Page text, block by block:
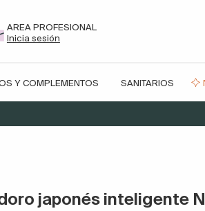
AREA PROFESIONAL
Inicia sesión
Y COMPLEMENTOS SANITARIOS
japonés inteligente